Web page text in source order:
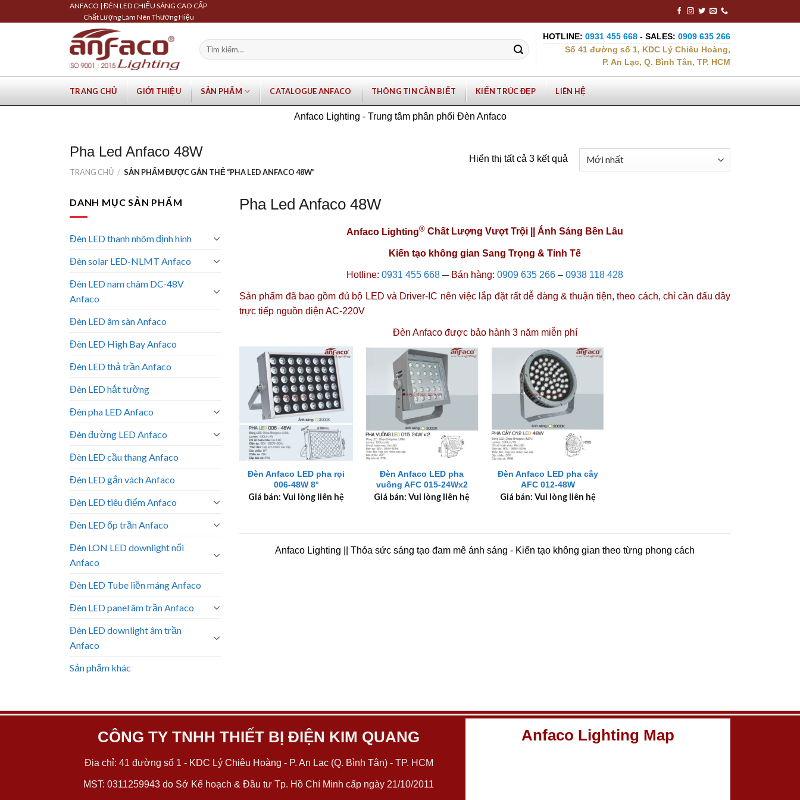
to
ANFACO | ĐÈN LED CHIẾU SÁNG CAO CẤP
Chất Lượng Làm Nên Thương Hiệu
Tìm
kiếm:
HOTLINE: 0931 455 668 - SALES: 0909 635 266
Số 41 đường số 1, KDC Lý Chiêu Hoàng,
P. An Lạc, Q. Bình Tân, TP. HCM
TRANG CHỦ GIỚI THIỆU SẢN PHẨM CATALOGUE ANFACO THÔNG TIN CẦN BIẾT KIẾN TRÚC ĐẸP LIÊN HỆ
Anfaco Lighting - Trung tâm phân phối Đèn Anfaco
Pha Led Anfaco 48W
TRANG CHỦ / SẢN PHẨM ĐƯỢC GẮN THẺ “PHA LED ANFACO 48W”
Hiển thị tất cả 3 kết quả
DANH MỤC SẢN PHẨM
Đèn LED thanh nhôm định hình
Đèn solar LED-NLMT Anfaco
Đèn LED nam châm DC-48V
Anfaco
Đèn LED âm sàn Anfaco
Đèn LED High Bay Anfaco
Đèn LED thả trần Anfaco
Đèn LED hắt tường
Đèn pha LED Anfaco
Đèn đường LED Anfaco
Đèn LED cầu thang Anfaco
Đèn LED gắn vách Anfaco
Đèn LED tiêu điểm Anfaco
Đèn LED ốp trần Anfaco
Đèn LON LED downlight nổi
Anfaco
Đèn LED Tube liền máng Anfaco
Đèn LED panel âm trần Anfaco
Đèn LED downlight âm trần
Anfaco
Sản phẩm khác
Pha Led Anfaco 48W
Anfaco Lighting® Chất Lượng Vượt Trội || Ánh Sáng Bền Lâu
Kiến tạo không gian Sang Trọng & Tinh Tế
Hotline: 0931 455 668 ─Bán hàng: 0909 635 266 – 0938 118 428
Sản phẩm đã bao gồm đủ bộ LED và Driver-IC nên việc lắp đặt rất dễ dàng & thuận tiện, theo cách, chỉ cần đấu dây
trực tiếp nguồn điện AC-220V
Đèn Anfaco được bảo hành 3 năm miễn phí
+
Đèn Anfaco LED pha rọi
006-48W 8°
Giá bán: Vui lòng liên hệ
+
Đèn Anfaco LED pha
vuông AFC 015-24Wx2
Giá bán: Vui lòng liên hệ
+
Đèn Anfaco LED pha cây
AFC 012-48W
Giá bán: Vui lòng liên hệ
Anfaco Lighting || Thỏa sức sáng tạo đam mê ánh sáng - Kiến tạo không gian theo từng phong cách
CÔNG TY TNHH THIẾT BỊ ĐIỆN KIM QUANG
Địa chỉ: 41 đường số 1 - KDC Lý Chiêu Hoàng - P. An Lạc (Q. Bình Tân) - TP. HCM
MST: 0311259943 do Sở Kế hoạch & Đầu tư Tp. Hồ Chí Minh cấp ngày 21/10/2011
Anfaco Lighting Map